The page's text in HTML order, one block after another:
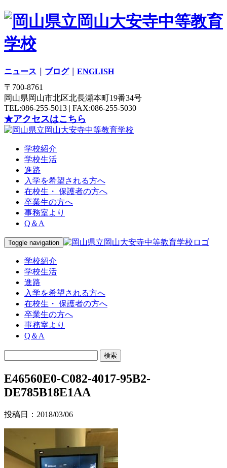
ニュース ブログ｜ ENGLISH
〒700-8761
岡山県岡山市北区北長瀬本町19番34号
TEL:086-255-5013 | FAX:086-255-5030
★アクセスはこちら
学校紹介
学校生活
進路
入学を希望される方へ
在校生・ 保護者の方へ
卒業生の方へ
事務室より
Q＆A
Toggle navigation
学校紹介
学校生活
進路
入学を希望される方へ
在校生・ 保護者の方へ
卒業生の方へ
事務室より
Q＆A
E46560E0-C082-4017-95B2-
DE785B18E1AA
投稿日：2018/03/06